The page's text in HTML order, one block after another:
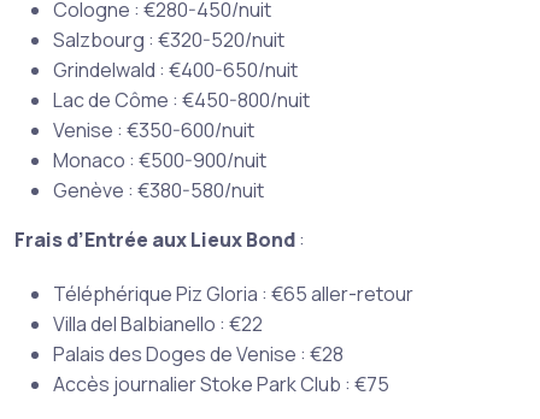
Cologne : €280-450/nuit
Salzbourg : €320-520/nuit
Grindelwald : €400-650/nuit
Lac de Côme : €450-800/nuit
Venise : €350-600/nuit
Monaco : €500-900/nuit
Genève : €380-580/nuit
Frais d’Entrée aux Lieux Bond:
Téléphérique Piz Gloria : €65 aller-retour
Villa del Balbianello : €22
Palais des Doges de Venise : €28
Accès journalier Stoke Park Club : €75